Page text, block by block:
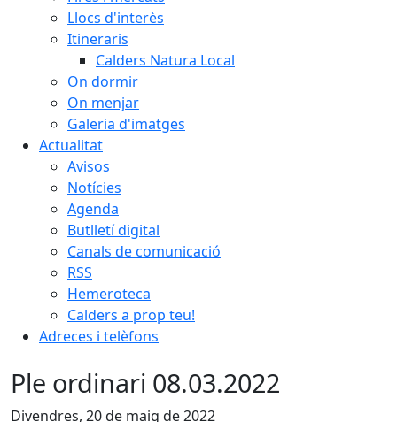
Llocs d'interès
Itineraris
Calders Natura Local
On dormir
On menjar
Galeria d'imatges
Actualitat
Avisos
Notícies
Agenda
Butlletí digital
Canals de comunicació
RSS
Hemeroteca
Calders a prop teu!
Adreces i telèfons
Ple ordinari 08.03.2022
Divendres, 20 de maig de 2022